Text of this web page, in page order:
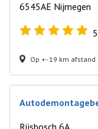
6545AE Nijmegen
5
Op +- 19 km afstand
Rijsbosch 6A